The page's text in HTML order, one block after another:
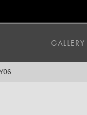
GALLERY